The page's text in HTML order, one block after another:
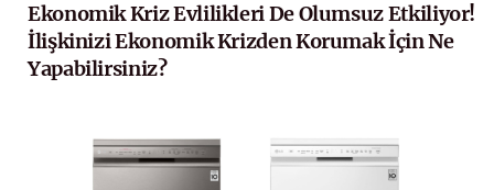
Ekonomik Kriz Evlilikleri De Olumsuz Etkiliyor!
İlişkinizi Ekonomik Krizden Korumak İçin Ne
Yapabilirsiniz?